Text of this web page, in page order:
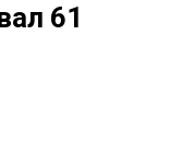
61